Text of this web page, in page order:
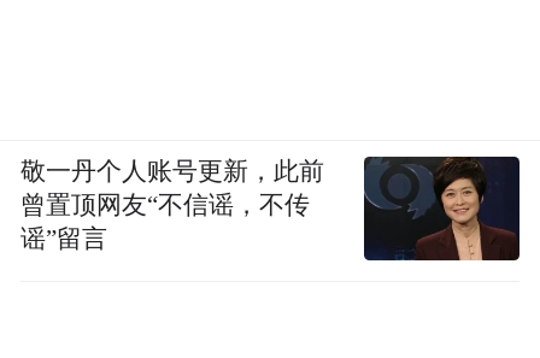
敬一丹个人账号更新，此前
曾置顶网友“不信谣，不传
谣”留言